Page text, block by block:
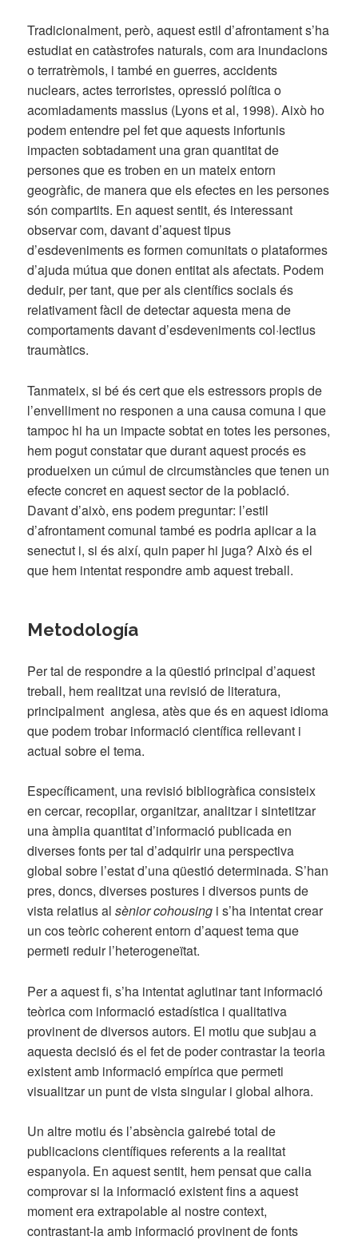
Tradicionalment, però, aquest estil d’afrontament s’ha
estudiat en catàstrofes naturals, com ara inundacions
o terratrèmols, i també en guerres, accidents
nuclears, actes terroristes, opressió política o
acomiadaments massius (Lyons et al, 1998). Això ho
podem entendre pel fet que aquests infortunis
impacten sobtadament una gran quantitat de
persones que es troben en un mateix entorn
geogràfic, de manera que els efectes en les persones
són compartits. En aquest sentit, és interessant
observar com, davant d’aquest tipus
d’esdeveniments es formen comunitats o plataformes
d’ajuda mútua que donen entitat als afectats. Podem
deduir, per tant, que per als científics socials és
relativament fàcil de detectar aquesta mena de
comportaments davant d’esdeveniments col·lectius
traumàtics.
Tanmateix, si bé és cert que els estressors propis de
l’envelliment no responen a una causa comuna i que
tampoc hi ha un impacte sobtat en totes les persones,
hem pogut constatar que durant aquest procés es
produeixen un cúmul de circumstàncies que tenen un
efecte concret en aquest sector de la població.
Davant d’això, ens podem preguntar: l’estil
d’afrontament comunal també es podria aplicar a la
senectut i, si és així, quin paper hi juga? Això és el
que hem intentat respondre amb aquest treball.
Metodología
Per tal de respondre a la qüestió principal d’aquest
treball, hem realitzat una revisió de literatura,
principalment anglesa, atès que és en aquest idioma
que podem trobar informació científica rellevant i
actual sobre el tema.
Específicament, una revisió bibliogràfica consisteix
en cercar, recopilar, organitzar, analitzar i sintetitzar
una àmplia quantitat d’informació publicada en
diverses fonts per tal d’adquirir una perspectiva
global sobre l’estat d’una qüestió determinada. S’han
pres, doncs, diverses postures i diversos punts de
vista relatius alsènior cohousing i s’ha intentat crear
un cos teòric coherent entorn d’aquest tema que
permeti reduir l’heterogeneïtat.
Per a aquest fi, s’ha intentat aglutinar tant informació
teòrica com informació estadística i qualitativa
provinent de diversos autors. El motiu que subjau a
aquesta decisió és el fet de poder contrastar la teoria
existent amb informació empírica que permeti
visualitzar un punt de vista singular i global alhora.
Un altre motiu és l’absència gairebé total de
publicacions científiques referents a la realitat
espanyola. En aquest sentit, hem pensat que calia
comprovar si la informació existent fins a aquest
moment era extrapolable al nostre context,
contrastant-la amb informació provinent de fonts